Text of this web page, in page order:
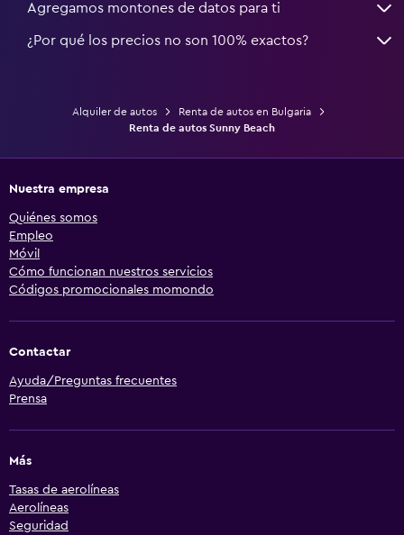
Agregamos montones de datos para ti
¿Por qué los precios no son 100% exactos?
Alquiler de autos
Renta de autos en Bulgaria
Renta de autos Sunny Beach
Nuestra empresa
Quiénes somos
Empleo
Móvil
Cómo funcionan nuestros servicios
Códigos promocionales momondo
Contactar
Ayuda/Preguntas frecuentes
Prensa
Más
Tasas de aerolíneas
Aerolíneas
Seguridad